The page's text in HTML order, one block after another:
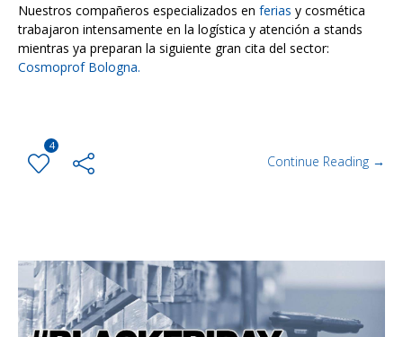
Nuestros compañeros especializados en ferias y cosmética
trabajaron intensamente en la logística y atención a stands
mientras ya preparan la siguiente gran cita del sector:
Cosmoprof Bologna.
4
Continue Reading →